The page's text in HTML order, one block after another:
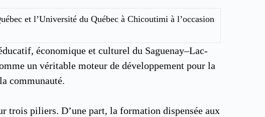
et l’Université du Québec à Chicoutimi à l’occasion
économique et culturel du Saguenay–Lac-
un véritable moteur de développement pour la
communauté.
trois piliers. D’une part, la formation dispensée aux